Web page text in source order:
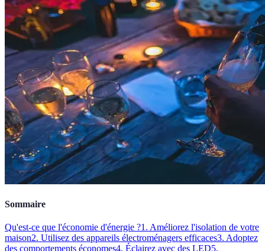
Sommaire
Qu'est-ce que l'économie d'énergie ?1. Améliorez l'isolation de votre
maison2. Utilisez des appareils électroménagers efficaces3. Adoptez
des comportements économes4. Éclairez avec des LED5.